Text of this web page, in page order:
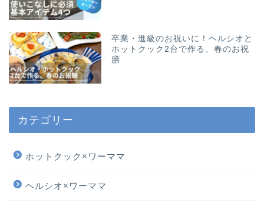
卒業・進級のお祝いに！ヘルシオと
ホットクック2台で作る、春のお祝
膳
カテゴリー
ホットクック×ワーママ
ヘルシオ×ワーママ